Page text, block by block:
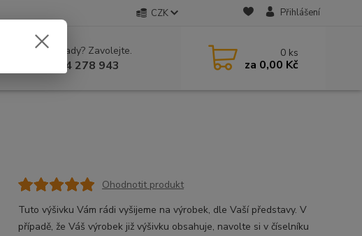
CZK Přihlášení
Nevíte si rady? Zavolejte.
+420 604 278 943
0 ks
za 0,00 Kč
Ohodnotit produkt
Tuto výšivku Vám rádi vyšijeme na výrobek, dle Vaší představy. V
případě, že Váš výrobek již výšivku obsahuje, navolte si v číselníku